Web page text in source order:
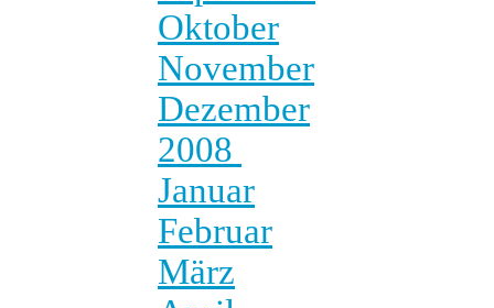
Oktober
November
Dezember
2008
Januar
Februar
März